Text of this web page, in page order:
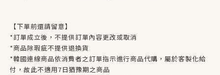
【下單前還請留意】
*訂單成立後，不提供訂單內容更改或取消
*商品除瑕疵不提供退換貨
*韓國連線商品依消費者之訂單指示進行商品代購，屬於客製化給
付，故此不適用7日猶豫期之商品